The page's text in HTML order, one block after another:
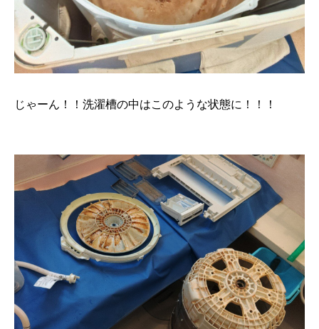
じゃーん！！洗濯槽の中はこのような状態に！！！